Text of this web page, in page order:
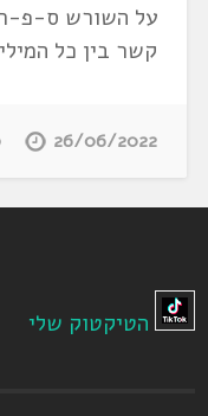
על השורש ס-פ-ר
קשר בין כל
26/06/2022
הטיקטוק שלי